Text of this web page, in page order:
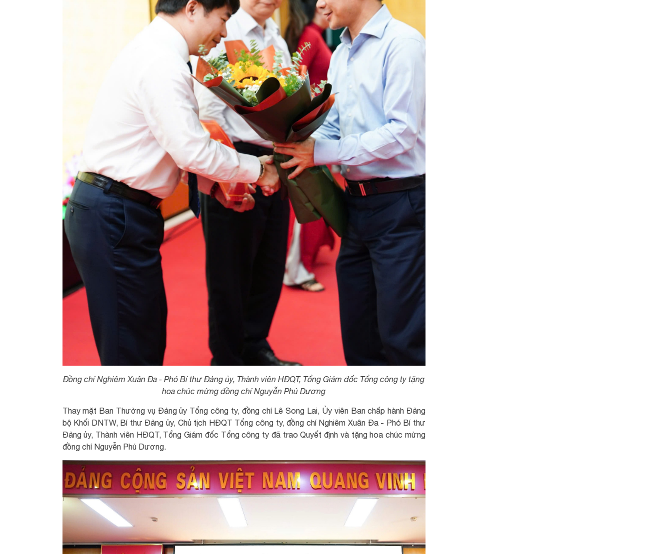
Đồng chí Nghiêm Xuân Đa - Phó Bí thư Đảng ủy, Thành viên HĐQT, Tổng Giám đốc Tổng công ty tặng
hoa chúc mừng đồng chí Nguyễn Phú Dương
Thay mặt Ban Thường vụ Đảng ủy Tổng công ty, đồng chí Lê Song Lai, Ủy viên Ban chấp hành Đảng
bộ Khối DNTW, Bí thư Đảng ủy, Chủ tịch HĐQT Tổng công ty, đồng chí Nghiêm Xuân Đa - Phó Bí thư
Đảng ủy, Thành viên HĐQT, Tổng Giám đốc Tổng công ty đã trao Quyết định và tặng hoa chúc mừng
đồng chí Nguyễn Phú Dương.